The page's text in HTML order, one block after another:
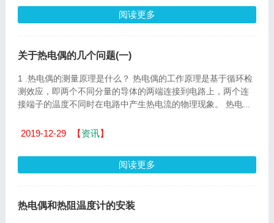
阅读更多
关于热电偶的几个问题(一)
1 .热电偶的测量原理是什么？ 热电偶的工作原理是基于循环检
测效应，即两个不同分量的导体的两端连接到电路上，两个连
接端子的温度不同时在电路中产生热电流的物理现象。 热电...
2019-12-29 【资讯】
阅读更多
热电偶和热阻温度计的安装